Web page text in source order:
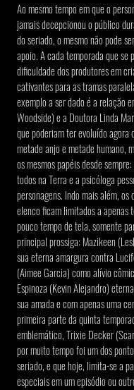
Ao mesmo tempo em que o
jamais decepcionou o público
do seriado, o mesmo não pode
apoio. A cada temporada que se
dificuldade dos produtores em
cativantes para as tramas
exemplo a ser dado é a relação
Woodside) e a Doutora Linda
que poderiam ter evoluído agora
metade anjo e metade humano,
os mesmos papéis desde
todos na Terra e a psicóloga
personagens. Indo mais além, os
elenco ficam limitados a apenas
pouco tempo de tela, somente
principal prossiga: Mazikeen
sua eterna amargura contra
(Aimee Garcia) como alívio
Espinoza (Kevin Alejandro)
sua amada e com apenas uma
primeira parte da quinta
emblemático, Trixie Decker
por muito tempo foi um dos
seriado, e que hoje, limita-se a
especiais em um episódio ou